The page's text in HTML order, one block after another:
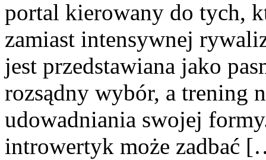
portal kierowany do tych,
zamiast intensywnej
jest przedstawiana jako
rozsądny wybór, a trening
udowadniania swojej
introwertyk może zadbać